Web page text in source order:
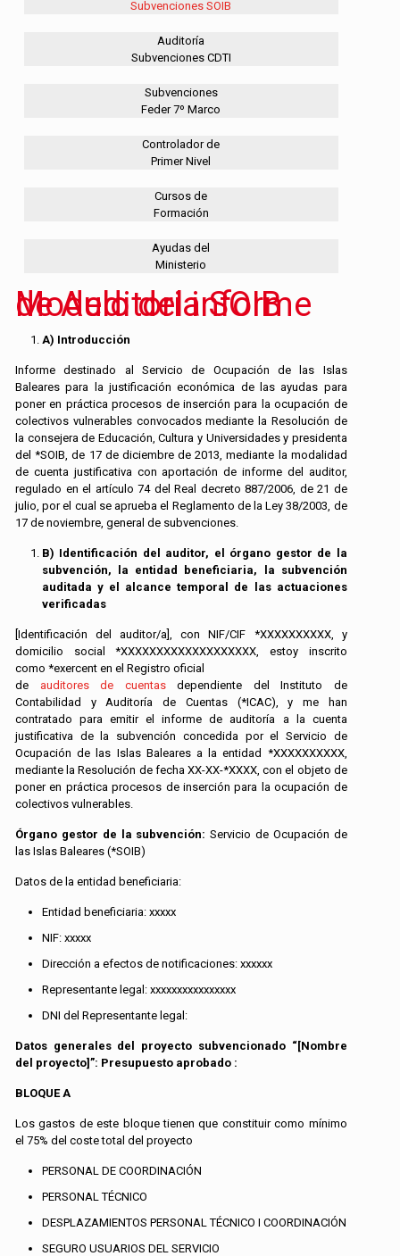
Subvenciones SOIB
Auditoría
Subvenciones CDTI
Subvenciones
Feder 7º Marco
Controlador de
Primer Nivel
Cursos de
Formación
Ayudas del
Ministerio
Modelo del informe de Auditoria SOIB
A) Introducción
Informe destinado al Servicio de Ocupación de las Islas
Baleares para la justificación económica de las ayudas para
poner en práctica procesos de inserción para la ocupación de
colectivos vulnerables convocados mediante la Resolución de
la consejera de Educación, Cultura y Universidades y presidenta
del *SOIB, de 17 de diciembre de 2013, mediante la modalidad
de cuenta justificativa con aportación de informe del auditor,
regulado en el artículo 74 del Real decreto 887/2006, de 21 de
julio, por el cual se aprueba el Reglamento de la Ley 38/2003, de
17 de noviembre, general de subvenciones.
B) Identificación del auditor, el órgano gestor de la
subvención, la entidad beneficiaria, la subvención
auditada y el alcance temporal de las actuaciones
verificadas
[Identificación del auditor/a], con NIF/CIF *XXXXXXXXXX, y
domicilio social *XXXXXXXXXXXXXXXXXXX, estoy inscrito
como *exercent en el Registro oficial
de auditores de cuentasdependiente del Instituto de
Contabilidad y Auditoría de Cuentas (*ICAC), y me han
contratado para emitir el informe de auditoría a la cuenta
justificativa de la subvención concedida por el Servicio de
Ocupación de las Islas Baleares a la entidad *XXXXXXXXXX,
mediante la Resolución de fecha XX-XX-*XXXX, con el objeto de
poner en práctica procesos de inserción para la ocupación de
colectivos vulnerables.
Órgano gestor de la subvención: Servicio de Ocupación de
las Islas Baleares (*SOIB)
Datos de la entidad beneficiaria:
Entidad beneficiaria: xxxxx
NIF: xxxxx
Dirección a efectos de notificaciones: xxxxxx
Representante legal: xxxxxxxxxxxxxxxx
DNI del Representante legal:
Datos generales del proyecto subvencionado “[Nombre
del proyecto]”: Presupuesto aprobado :
BLOQUE A
Los gastos de este bloque tienen que constituir como mínimo
el 75% del coste total del proyecto
PERSONAL DE COORDINACIÓN
PERSONAL TÉCNICO
DESPLAZAMIENTOS PERSONAL TÉCNICO I COORDINACIÓN
SEGURO USUARIOS DEL SERVICIO